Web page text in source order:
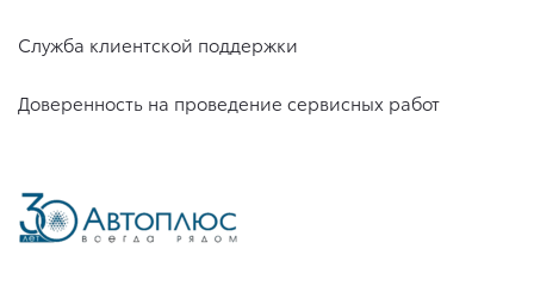
Служба клиентской поддержки
Доверенность на проведение сервисных работ